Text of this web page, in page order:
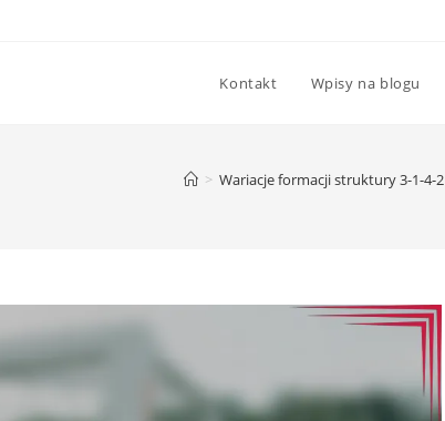
Kontakt Wpisy na blogu
> Wariacje formacji struktury 3-1-4-2